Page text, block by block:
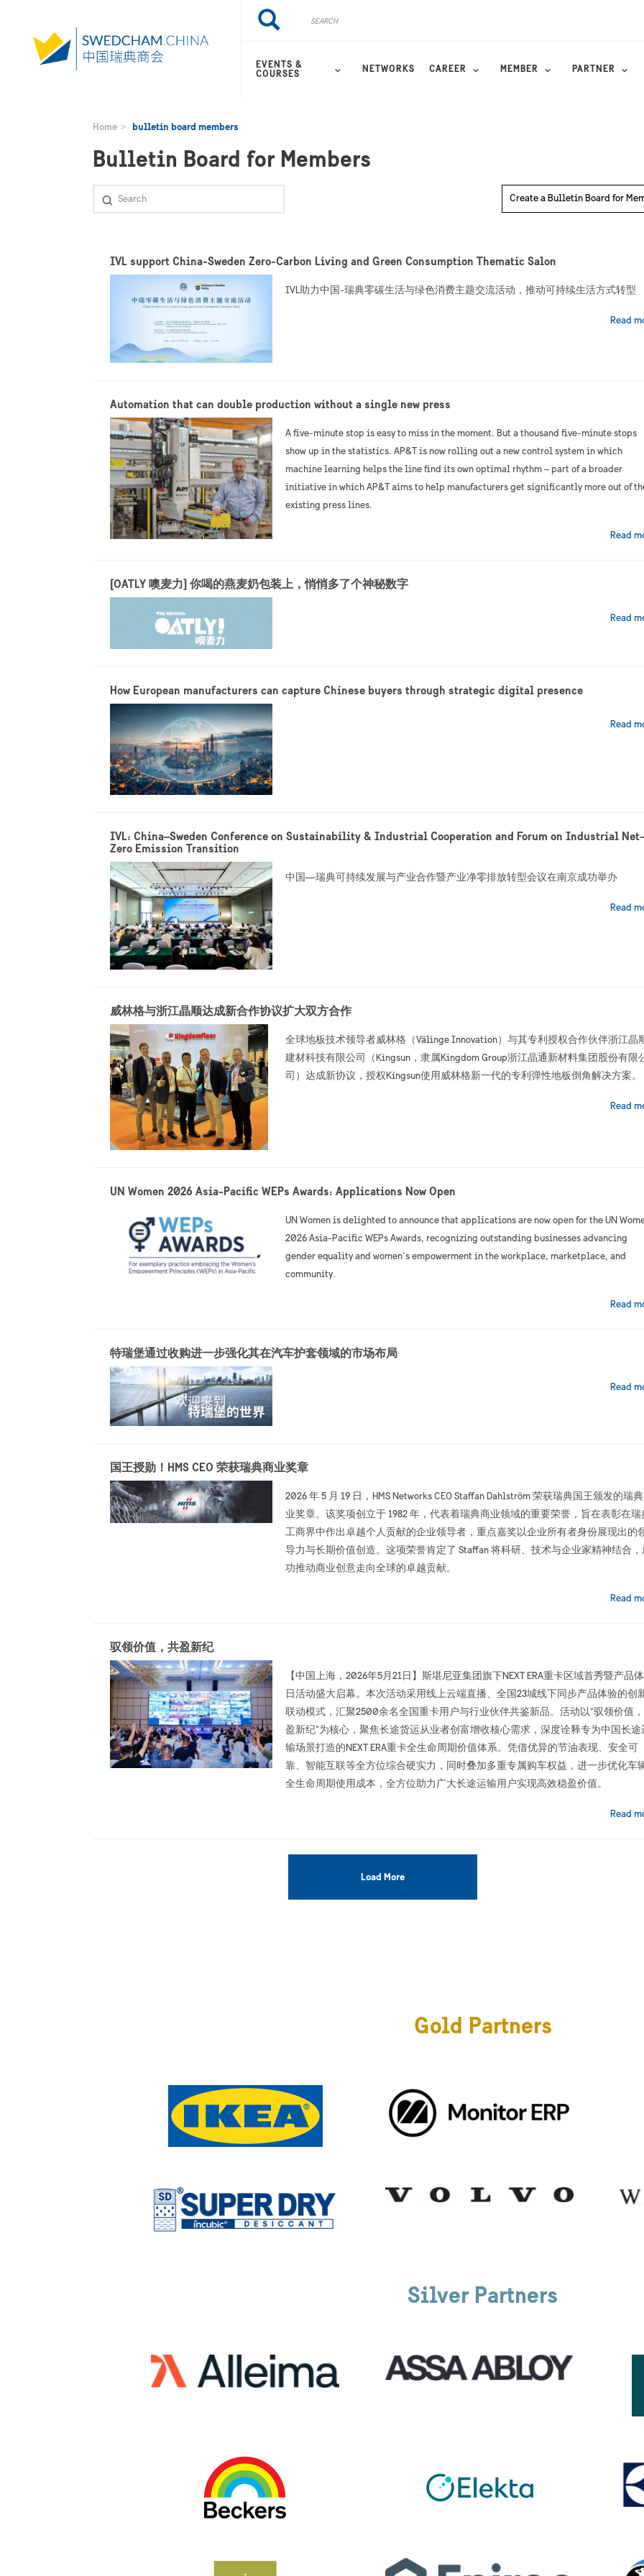
Search
EVENTS &
COURSES
NETWORKS CAREER MEMBER PARTNER
Home bulletin board members
Bulletin Board for Members
Create a Bulletin Board for
IVL support China-Sweden Zero-Carbon Living and Green Consumption Thematic Salon
IVL助力中国-瑞典零碳生活与绿色消费主题交流活动，推动可持续生活方式转型
Read
Automation that can double production without a single new press
A five-minute stop is easy to miss in the moment. But a thousand five-minute stops
show up in the statistics. AP&T is now rolling out a new control system in which
machine learning helps the line find its own optimal rhythm – part of a broader
initiative in which AP&T aims to help manufacturers get significantly more out of
existing press lines.
Read
[OATLY 噢麦力] 你喝的燕麦奶包装上，悄悄多了个神秘数字
Read
How European manufacturers can capture Chinese buyers through strategic digital presence
Read
IVL: China–Sweden Conference on Sustainability & Industrial Cooperation and Forum on Industrial Net-
Zero Emission Transition
中国—瑞典可持续发展与产业合作暨产业净零排放转型会议在南京成功举办
Read
威林格与浙江晶顺达成新合作协议扩大双方合作
全球地板技术领导者威林格（Välinge Innovation）与其专利授权合作伙伴浙江晶
建材科技有限公司（Kingsun，隶属Kingdom Group浙江晶通新材料集团股份有限
司）达成新协议，授权Kingsun使用威林格新一代的专利弹性地板倒角解决方案。
Read
UN Women 2026 Asia-Pacific WEPs Awards: Applications Now Open
UN Women is delighted to announce that applications are now open for the UN
2026 Asia-Pacific WEPs Awards, recognizing outstanding businesses advancing
gender equality and women’s empowerment in the workplace, marketplace, and
community.
Read
特瑞堡通过收购进一步强化其在汽车护套领域的市场布局
Read
国王授勋！HMS CEO 荣获瑞典商业奖章
2026 年 5 月 19 日，HMS Networks CEO Staffan Dahlström 荣获瑞典国王颁发的瑞典
业奖章。该奖项创立于 1982 年，代表着瑞典商业领域的重要荣誉，旨在表彰在瑞
工商界中作出卓越个人贡献的企业领导者，重点嘉奖以企业所有者身份展现出的
导力与长期价值创造。这项荣誉肯定了 Staffan 将科研、技术与企业家精神结合，
功推动商业创意走向全球的卓越贡献。
Read
驭领价值，共盈新纪
【中国上海，2026年5月21日】斯堪尼亚集团旗下NEXT ERA重卡区域首秀暨产品
日活动盛大启幕。本次活动采用线上云端直播、全国23城线下同步产品体验的创
联动模式，汇聚2500余名全国重卡用户与行业伙伴共鉴新品。活动以“驭领价值
盈新纪”为核心，聚焦长途货运从业者创富增收核心需求，深度诠释专为中国长途
输场景打造的NEXT ERA重卡全生命周期价值体系。凭借优异的节油表现、安全可
靠、智能互联等全方位综合硬实力，同时叠加多重专属购车权益，进一步优化车
全生命周期使用成本，全方位助力广大长途运输用户实现高效稳盈价值。
Read
Load More
Gold Partners
Silver Partners